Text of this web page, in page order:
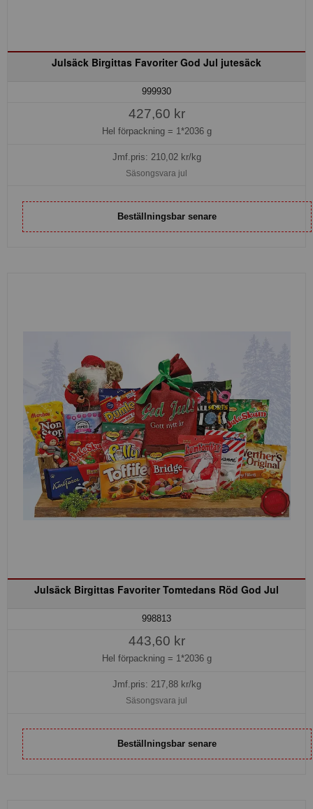
Julsäck Birgittas Favoriter God Jul jutesäck
999930
427,60 kr
Hel förpackning = 1*2036 g
Jmf.pris: 210,02kr/kg
Säsongsvara jul
Beställningsbar senare
Julsäck Birgittas Favoriter Tomtedans Röd God Jul
998813
443,60 kr
Hel förpackning = 1*2036 g
Jmf.pris: 217,88kr/kg
Säsongsvara jul
Beställningsbar senare